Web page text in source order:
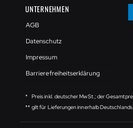
UNTERNEHMEN
AGB
Datenschutz
Impressum
Barrierefreiheitserklärung
* Preis inkl. deutscher MwSt.; der
** gilt für Lieferungen innerhalb